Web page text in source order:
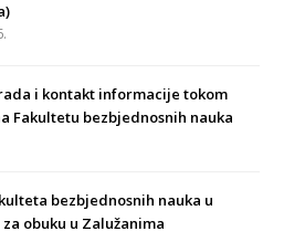
i kontakt informacije tokom
Fakultetu bezbjednosnih nauka
bezbjednosnih nauka u
obuku u Zalužanima